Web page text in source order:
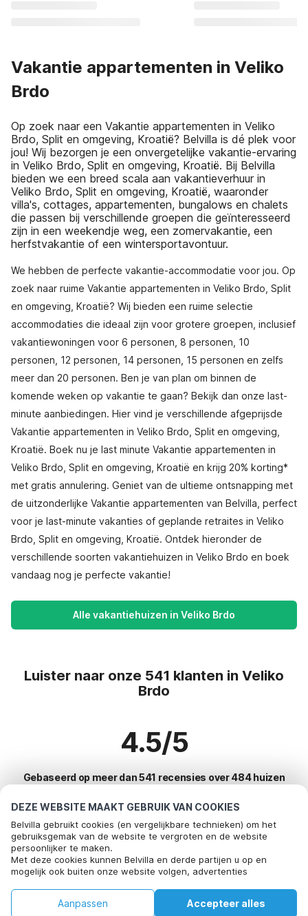
DEZE WEBSITE MAAKT GEBRUIK VAN COOKIES
Belvilla gebruikt cookies (en vergelijkbare technieken) om het
gebruiksgemak van de website te vergroten en de website
persoonlijker te maken.
Met deze cookies kunnen Belvilla en derde partijen u op en
mogelijk ook buiten onze website volgen, advertenties
social media.
Door op "accepteren" te klikken gaat u hiermee akkoord. Meer
Accepteer alles
Aanpassen
Vakantie appartementen in Veliko
Brdo
Op zoek naar een Vakantie appartementen in Veliko
Brdo, Split en omgeving, Kroatië? Belvilla is dé plek voor
jou! Wij bezorgen je een onvergetelijke vakantie-ervaring
in Veliko Brdo, Split en omgeving, Kroatië. Bij Belvilla
bieden we een breed scala aan vakantieverhuur in
Veliko Brdo, Split en omgeving, Kroatië, waaronder
villa's, cottages, appartementen, bungalows en chalets
die passen bij verschillende groepen die geïnteresseerd
zijn in een weekendje weg, een zomervakantie, een
herfstvakantie of een wintersportavontuur.
We hebben de perfecte vakantie-accommodatie voor jou. Op
zoek naar ruime Vakantie appartementen in Veliko Brdo, Split
en omgeving, Kroatië? Wij bieden een ruime selectie
accommodaties die ideaal zijn voor grotere groepen, inclusief
vakantiewoningen voor 6 personen, 8 personen, 10
personen, 12 personen, 14 personen, 15 personen en zelfs
meer dan 20 personen. Ben je van plan om binnen de
komende weken op vakantie te gaan? Bekijk dan onze last-
minute aanbiedingen. Hier vind je verschillende afgeprijsde
Vakantie appartementen in Veliko Brdo, Split en omgeving,
Kroatië. Boek nu je last minute Vakantie appartementen in
Veliko Brdo, Split en omgeving, Kroatië en krijg 20% korting*
met gratis annulering. Geniet van de ultieme ontsnapping met
de uitzonderlijke Vakantie appartementen van Belvilla, perfect
voor je last-minute vakanties of geplande retraites in Veliko
Brdo, Split en omgeving, Kroatië. Ontdek hieronder de
verschillende soorten vakantiehuizen in Veliko Brdo en boek
vandaag nog je perfecte vakantie!
Alle vakantiehuizen in Veliko Brdo
Luister naar onze 541 klanten in Veliko
Brdo
4.5/5
Gebaseerd op meer dan 541 recensies over 484 huizen
Meest populaire bestemmingen voor
vakantie
Top steden met top voorzieningen voor vakantie
Kindvriendelijke vakantiehuizen bayeux
Top steden met top voorzieningen voor vakantie